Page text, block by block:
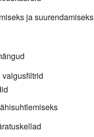
ja suurendamiseks